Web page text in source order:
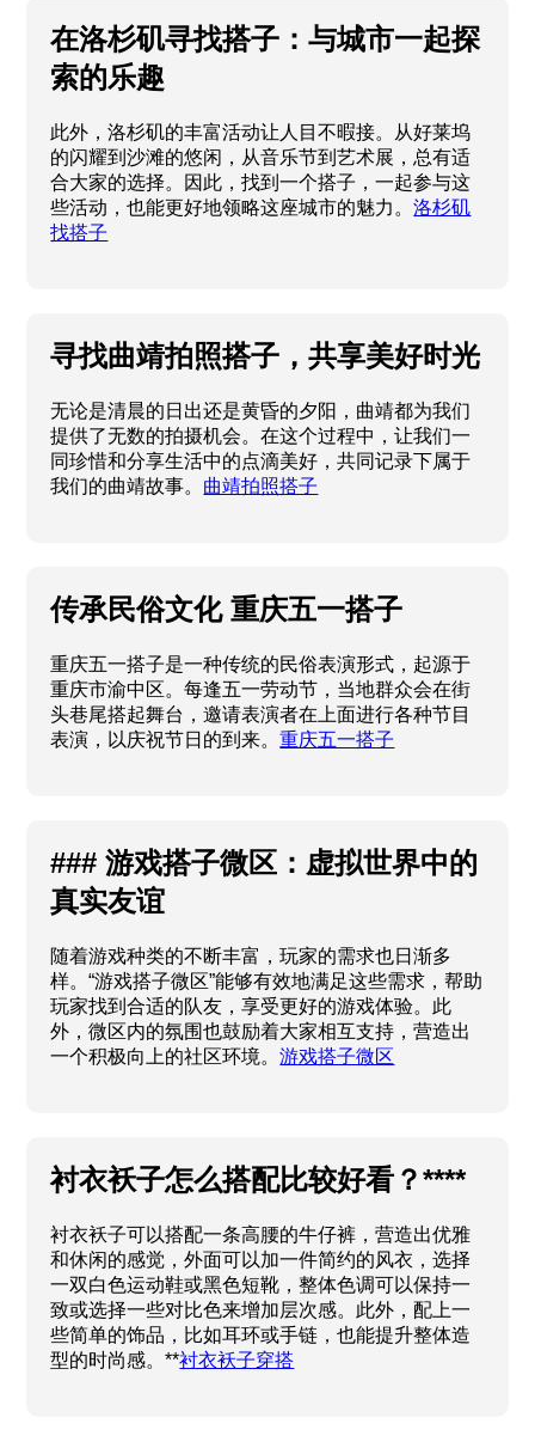
在洛杉矶寻找搭子：与城市一起探
索的乐趣
此外，洛杉矶的丰富活动让人目不暇接。从好莱坞
的闪耀到沙滩的悠闲，从音乐节到艺术展，总有适
合大家的选择。因此，找到一个搭子，一起参与这
些活动，也能更好地领略这座城市的魅力。洛杉矶
找搭子
寻找曲靖拍照搭子，共享美好时光
无论是清晨的日出还是黄昏的夕阳，曲靖都为我们
提供了无数的拍摄机会。在这个过程中，让我们一
同珍惜和分享生活中的点滴美好，共同记录下属于
我们的曲靖故事。 曲靖拍照搭子
传承民俗文化 重庆五一搭子
重庆五一搭子是一种传统的民俗表演形式，起源于
重庆市渝中区。每逢五一劳动节，当地群众会在街
头巷尾搭起舞台，邀请表演者在上面进行各种节目
表演，以庆祝节日的到来。重庆五一搭子
### 游戏搭子微区：虚拟世界中的
真实友谊
随着游戏种类的不断丰富，玩家的需求也日渐多
样。“游戏搭子微区”能够有效地满足这些需求，帮助
玩家找到合适的队友，享受更好的游戏体验。此
外，微区内的氛围也鼓励着大家相互支持，营造出
一个积极向上的社区环境。游戏搭子微区
衬衣袄子怎么搭配比较好看？****
衬衣袄子可以搭配一条高腰的牛仔裤，营造出优雅
和休闲的感觉，外面可以加一件简约的风衣，选择
一双白色运动鞋或黑色短靴，整体色调可以保持一
致或选择一些对比色来增加层次感。此外，配上一
些简单的饰品，比如耳环或手链，也能提升整体造
型的时尚感。**衬衣袄子穿搭